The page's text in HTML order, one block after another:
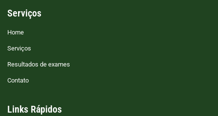
Serviços
Home
Serviços
Resultados de exames
Contato
Links Rápidos